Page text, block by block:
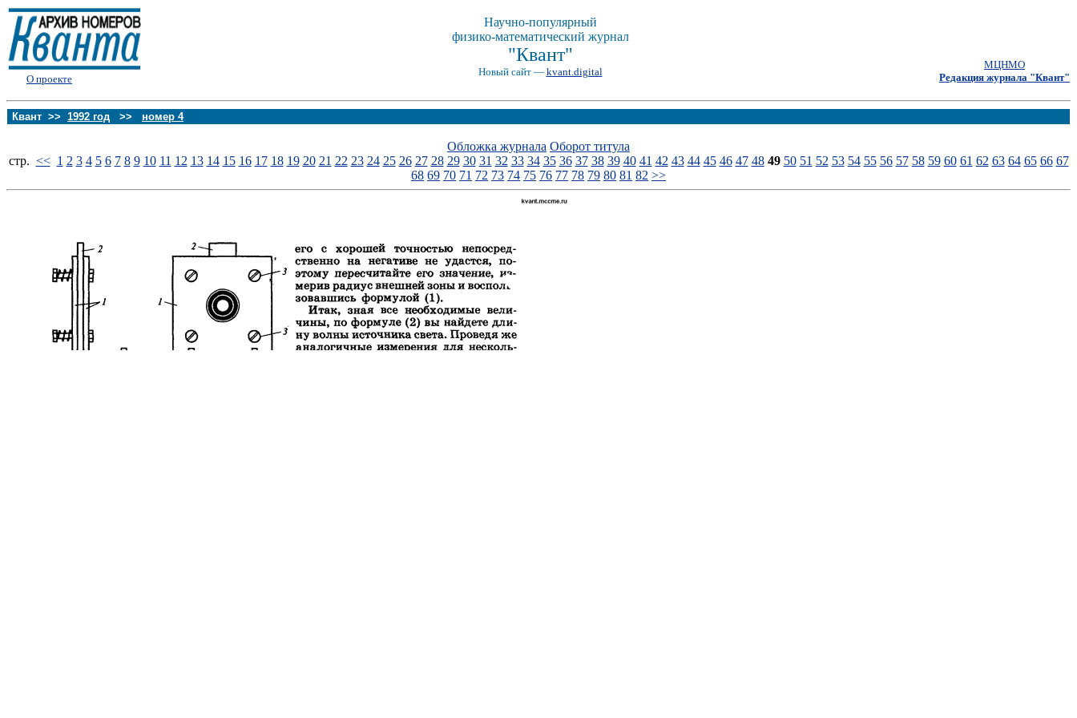
О проекте
Научно-популярный
физико-математический журнал
"Квант"
Новый сайт — kvant.digital
МЦНМО
Редакция журнала "Квант"
Квант >> 1992 год >> номер 4
Обложка журнала Оборот титула
стp. << 1 2 3 4 5 6 7 8 9 10 11 12 13 14 15 16 17 18 19 20 21 22 23 24 25 26 27 28 29 30 31 32 33 34 35 36 37 38 39 40 41 42 43 44 45 46 47 48 49 50 51 52 53 54 55 56 57 58 59 60 61 62 63 64 65 66 67
68 69 70 71 72 73 74 75 76 77 78 79 80 81 82 >>